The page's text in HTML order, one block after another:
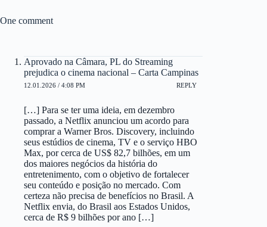
One comment
Aprovado na Câmara, PL do Streaming
prejudica o cinema nacional – Carta Campinas
12.01.2026 / 4:08 PM REPLY
[…] Para se ter uma ideia, em dezembro
passado, a Netflix anunciou um acordo para
comprar a Warner Bros. Discovery, incluindo
seus estúdios de cinema, TV e o serviço HBO
Max, por cerca de US$ 82,7 bilhões, em um
dos maiores negócios da história do
entretenimento, com o objetivo de fortalecer
seu conteúdo e posição no mercado. Com
certeza não precisa de benefícios no Brasil. A
Netflix envia, do Brasil aos Estados Unidos,
cerca de R$ 9 bilhões por ano […]